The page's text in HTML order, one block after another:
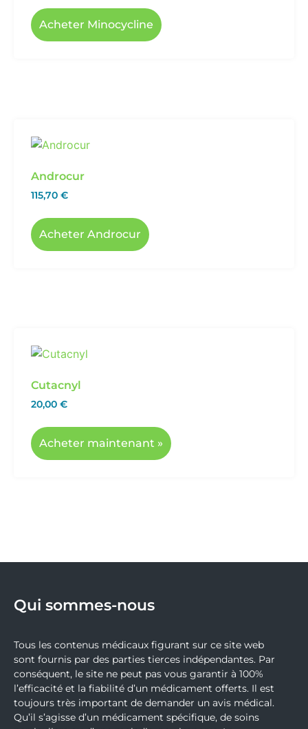
Acheter Minocycline
Androcur
115,70 €
Acheter Androcur
Cutacnyl
20,00 €
Acheter maintenant »
Qui sommes-nous
Tous les contenus médicaux figurant sur ce site web
sont fournis par des parties tierces indépendantes. Par
conséquent, le site ne peut pas vous garantir à 100%
l’efficacité et la fiabilité d’un médicament offerts. Il est
toujours très important de demander un avis médical.
Qu’il s’agisse d’un médicament spécifique, de soins